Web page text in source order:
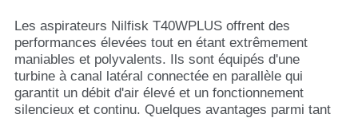
Les aspirateurs Nilfisk T40WPLUS offrent des
performances élevées tout en étant extrêmement
maniables et polyvalents. Ils sont équipés d'une
turbine à canal latéral connectée en parallèle qui
garantit un débit d'air élevé et un fonctionnement
silencieux et continu. Quelques avantages parmi tant